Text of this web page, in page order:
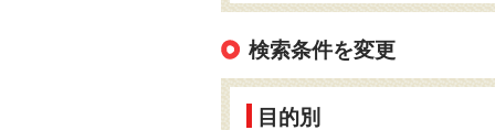
検索条件を変更
目的別